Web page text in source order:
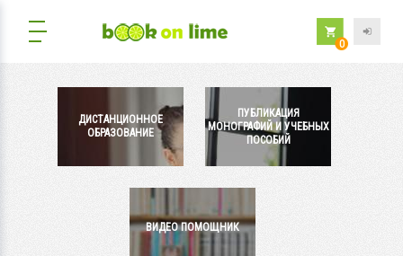
0
ДИСТАНЦИОННОЕ
ОБРАЗОВАНИЕ
ПУБЛИКАЦИЯ
МОНОГРАФИЙ И УЧЕБНЫХ
ПОСОБИЙ
ВИДЕО ПОМОЩНИК